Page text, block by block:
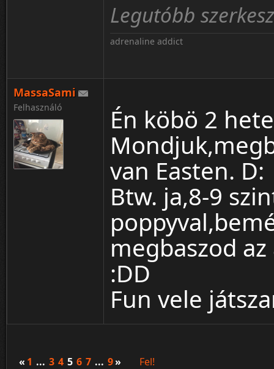
Legutóbb
adrenaline addict
MassaSami
Felhasználó
Én köbö 2
van Easten. D:
Btw. ja,8-9
megbaszod
:DD
Fun vele
« 1 ... 3 4 5 6 7 ... 9»
Fel!